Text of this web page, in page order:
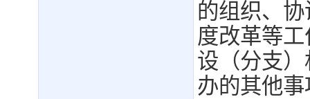
的组织、
度改革等
设（分支
办的其他事